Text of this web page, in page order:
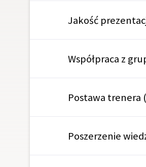
Jakość
Współpraca z
Postawa trenera
Poszerzenie